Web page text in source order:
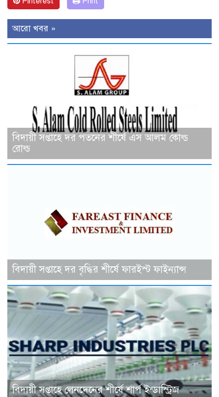
আরো খবর »
বিদায়ী সপ্তাহে দর পতনের শীর্ষে এস আলম কোল্ড
রোল্ড
বিদায়ী সপ্তাহে দর বৃদ্ধির শীর্ষে ফারইস্ট ফাইন্যান্স
বিদায়ী সপ্তাহে লেনদেনের শীর্ষে শার্প ইন্ডাস্ট্রিজ